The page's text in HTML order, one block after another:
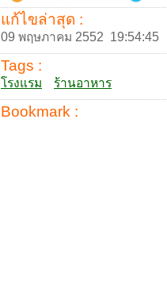
แก้ไขล่าสุด :
09 พฤษภาคม 2552 19:54:45
Tags :
โรงแรม ร้านอาหาร
Bookmark :